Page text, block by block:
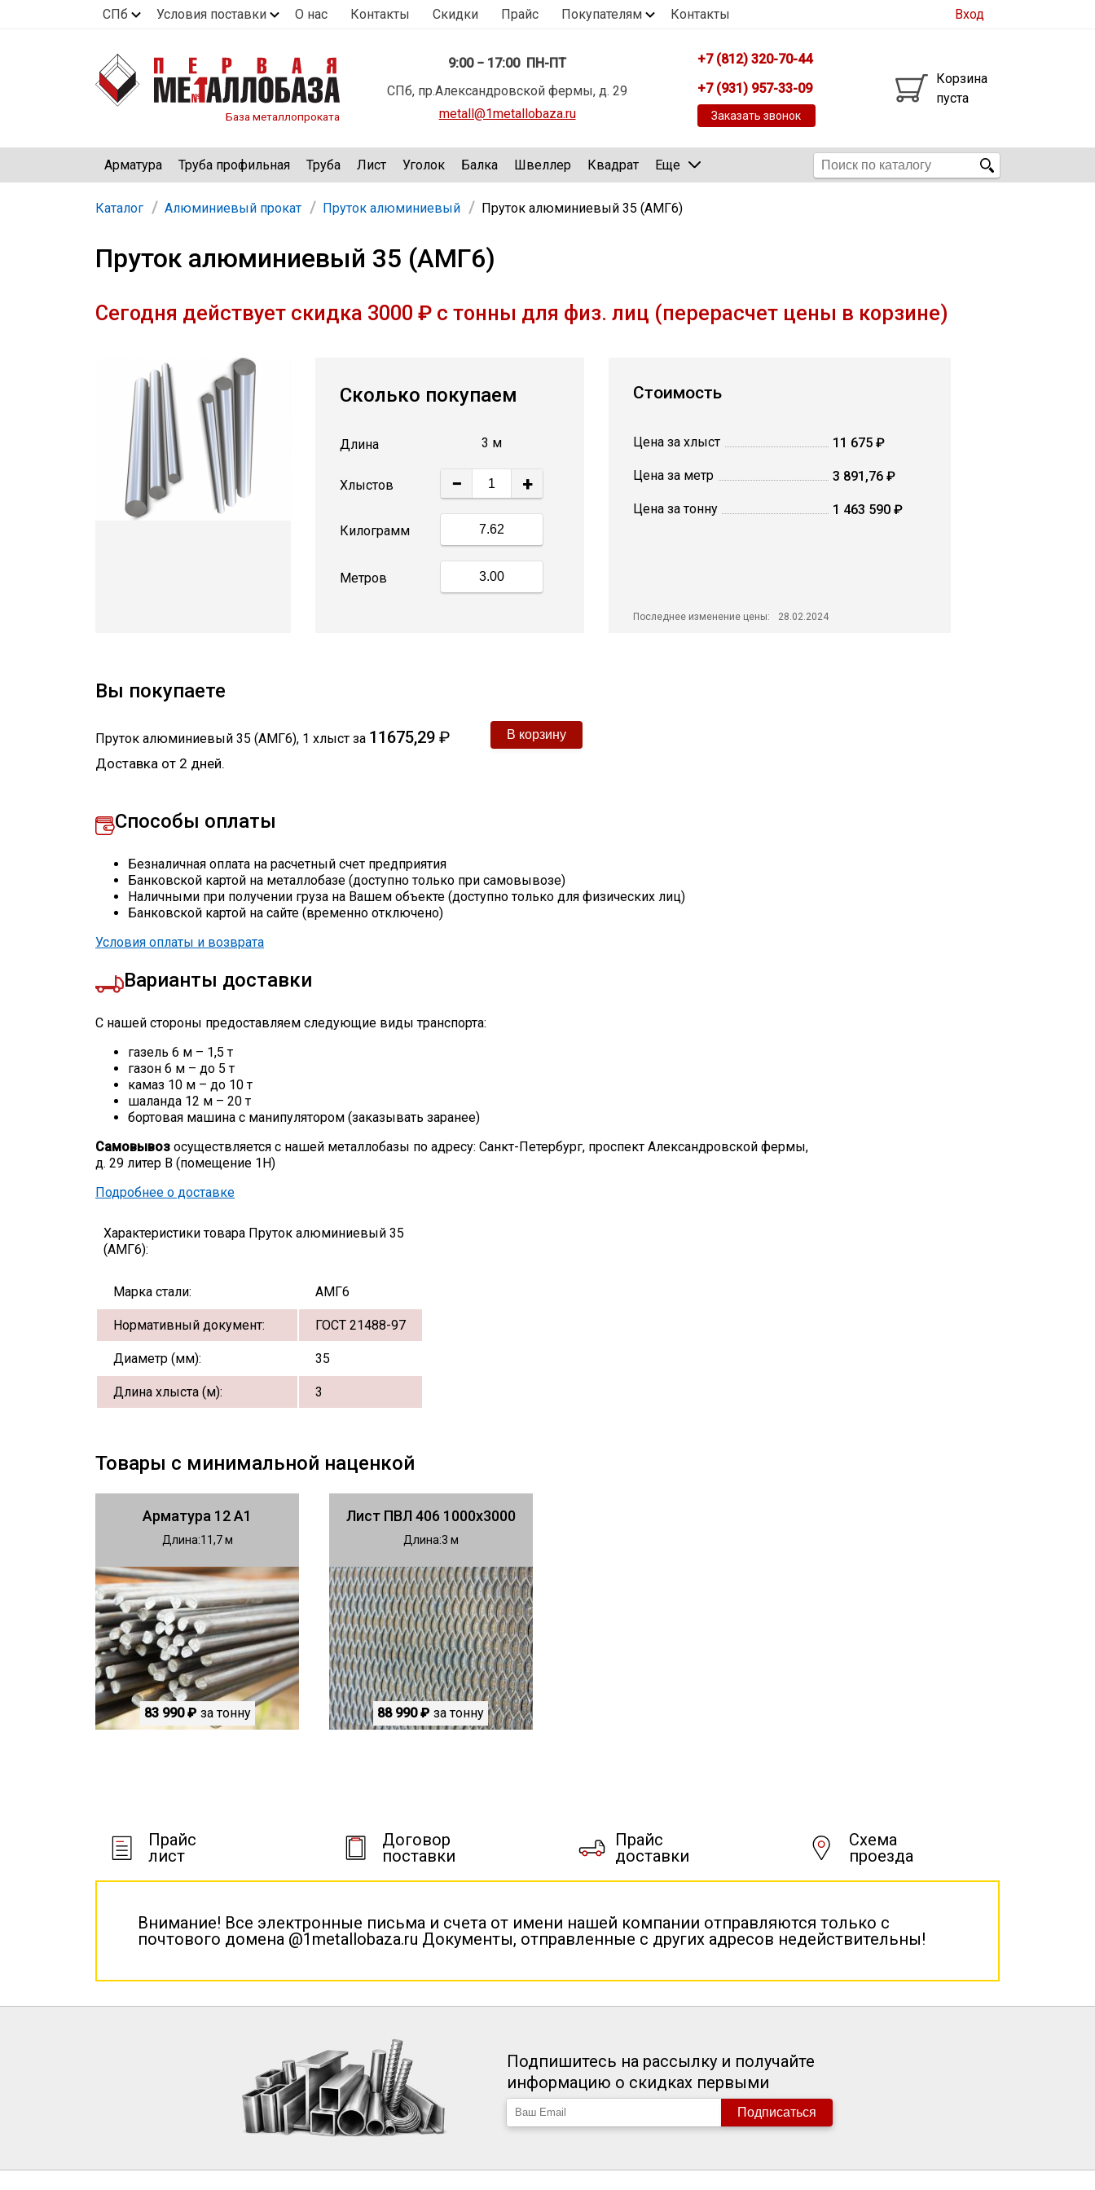
СПб Условия поставки О нас Контакты Скидки Прайс Покупателям Контакты Вход
База металлопроката
9:00 − 17:00 ПН-ПТ
СПб, пр.Александровской фермы, д. 29
metall@1metallobaza.ru
+7 (812) 320-70-44
+7 (931) 957-33-09
Заказать звонок
Корзина
пуста
Арматура Труба профильная Труба Лист Уголок Балка Швеллер Квадрат Еще
Каталог Алюминиевый прокат Пруток алюминиевый Пруток алюминиевый 35 (АМГ6)
Пруток алюминиевый 35 (АМГ6)
Сегодня действует скидка 3000 ₽ с тонны для физ. лиц (перерасчет цены в корзине)
Сколько покупаем
Длина 3 м
Хлыстов − +
Килограмм
Метров
Стоимость
Цена за хлыст 11 675 ₽
Цена за метр 3 891,76 ₽
Цена за тонну 1 463 590 ₽
Последнее изменение цены: 28.02.2024
Вы покупаете
Пруток алюминиевый 35 (АМГ6), 1 хлыст за 11675,29 ₽
Доставка от 2 дней.
Способы оплаты
Безналичная оплата на расчетный счет предприятия
Банковской картой на металлобазе (доступно только при самовывозе)
Наличными при получении груза на Вашем объекте (доступно только для физических лиц)
Банковской картой на сайте (временно отключено)
Условия оплаты и возврата
Варианты доставки
С нашей стороны предоставляем следующие виды транспорта:
газель 6 м – 1,5 т
газон 6 м – до 5 т
камаз 10 м – до 10 т
шаланда 12 м – 20 т
бортовая машина с манипулятором (заказывать заранее)
Самовывоз осуществляется с нашей металлобазы по адресу: Санкт-Петербург, проспект Александровской фермы,
д. 29 литер В (помещение 1Н)
Подробнее о доставке
Характеристики товара Пруток алюминиевый 35
(АМГ6):
Марка стали: АМГ6
Нормативный документ: ГОСТ 21488-97
Диаметр (мм): 35
Длина хлыста (м): 3
Товары с минимальной наценкой
Арматура 12 А1
Длина 11,7
83 990 ₽ за тонну
Лист ПВЛ 406 1000х3000
Длина 3
88 990 ₽ за тонну
Прайс
лист
Договор
поставки
Прайс
доставки
Схема
проезда
Внимание! Все электронные письма и счета от имени нашей компании отправляются только с
почтового домена @1metallobaza.ru Документы, отправленные с других адресов недействительны!
Подпишитесь на рассылку и получайте
информацию о скидках первыми
Подписаться